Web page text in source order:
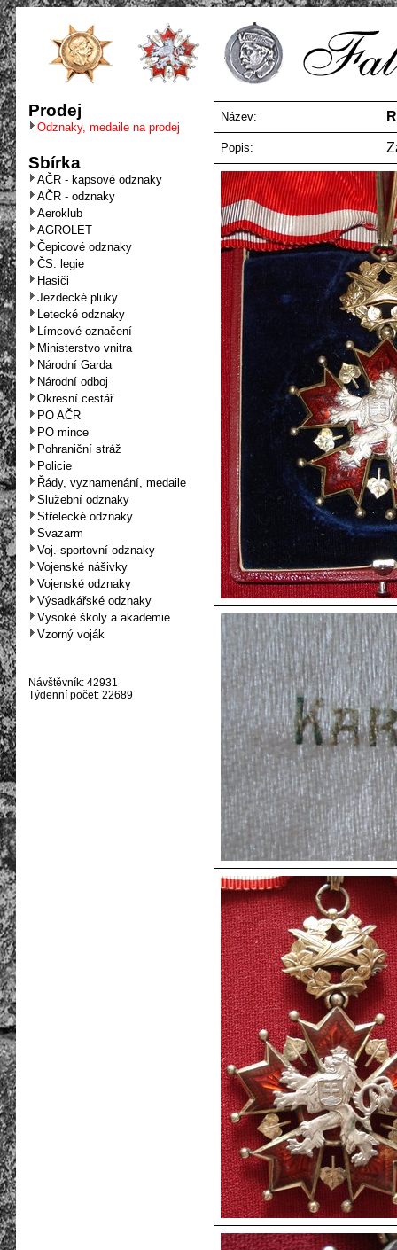
Prodej
Odznaky, medaile na prodej
Sbírka
AČR - kapsové odznaky
AČR - odznaky
Aeroklub
AGROLET
Čepicové odznaky
ČS. legie
Hasiči
Jezdecké pluky
Letecké odznaky
Límcové označení
Ministerstvo vnitra
Národní Garda
Národní odboj
Okresní cestář
PO AČR
PO mince
Pohraniční stráž
Policie
Řády, vyznamenání, medaile
Služební odznaky
Střelecké odznaky
Svazarm
Voj. sportovní odznaky
Vojenské nášivky
Vojenské odznaky
Výsadkářské odznaky
Vysoké školy a akademie
Vzorný voják
Návštěvník: 42931
Týdenní počet: 22689
Název:
Popis: